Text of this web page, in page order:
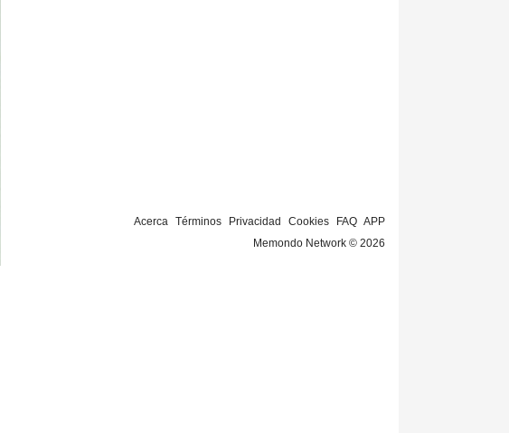
Acerca Términos Privacidad Cookies FAQ APP
Memondo Network © 2026